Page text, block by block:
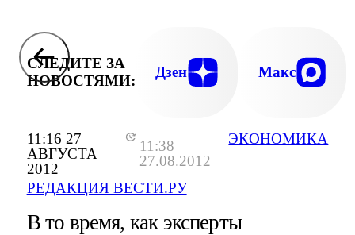
11:16 27
АВГУСТА
2012
11:38
27.08.2012
РЕДАКЦИЯ ВЕСТИ.РУ
ЭКОНОМИКА
СЛЕДИТЕ ЗА
НОВОСТЯМИ:
Дзен Макс
В то время, как эксперты